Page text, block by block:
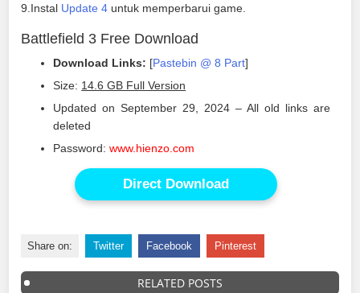
9.Instal Update 4 untuk memperbarui game.
Battlefield 3 Free Download
Download Links: [Pastebin @ 8 Part]
Size: 14.6 GB Full Version
Updated on September 29, 2024 – All old links are
deleted
Password:www.hienzo.com
Direct Download
Share on: Twitter Facebook Pinterest
RELATED POSTS